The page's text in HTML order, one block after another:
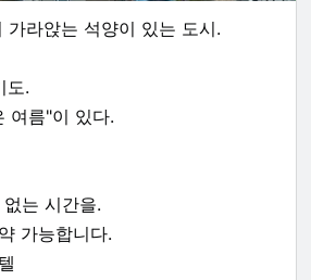
가라앉는 석양이 있는 도시.
도.
여름"이 있다.
는 시간을.
가능합니다.